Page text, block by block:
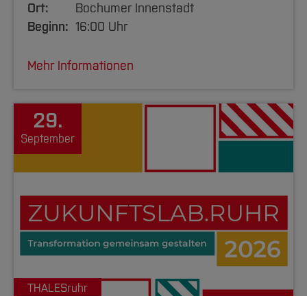
Ort:
Bochumer Innenstadt
Beginn: 16:00 Uhr
Mehr Informationen
THALESruhr
29.
September